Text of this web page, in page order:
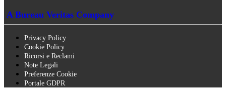
A Bureau Veritas Company
Privacy Policy
Cookie Policy
Ricorsi e Reclami
Note Legali
Preferenze Cookie
Portale GDPR